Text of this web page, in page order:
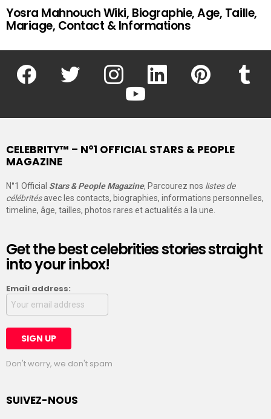
Yosra Mahnouch Wiki, Biographie, Age, Taille,
Mariage, Contact & Informations
facebook twitter instagram linkedin pinterest
youtube
CELEBRITY™ – N°1 OFFICIAL STARS & PEOPLE
MAGAZINE
N°1 Official Stars & People Magazine, Parcourez nos listes de
célébritésavec les contacts, biographies, informations personnelles,
timeline, âge, tailles, photos rares et actualités a la une.
Get the best celebrities stories straight
into your inbox!
Email address:
Don't worry, we don't spam
SUIVEZ-NOUS